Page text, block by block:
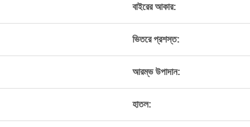
বাইরের আকার:
ভিতরে প্রশস্ত:
আরম্ভ উপাদান:
হাতল: